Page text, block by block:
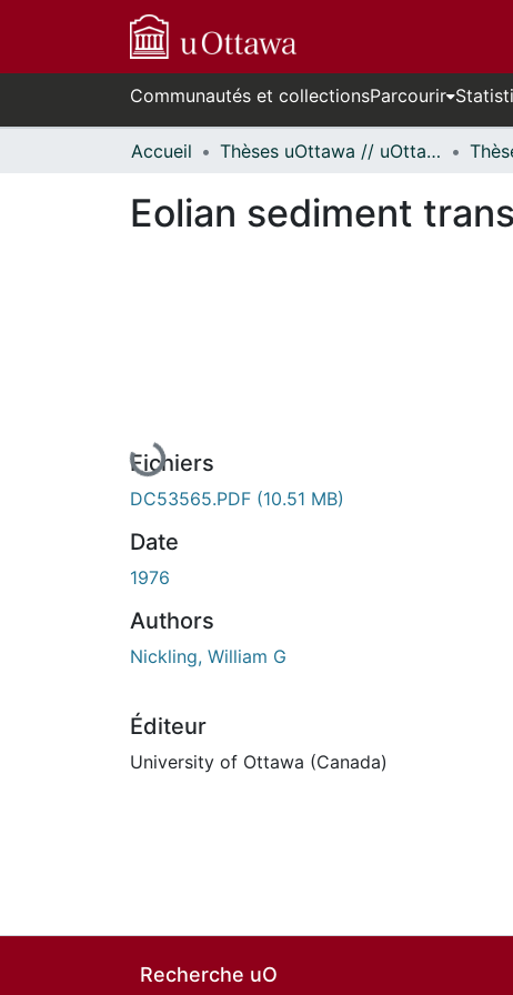
Communautés et collectionsParcourir
Accueil Thèses uOttawa // uOttawa Theses
Eolian sediment
Fichiers
DC53565.PDF (10.51 MB)
Date
1976
Authors
Nickling, William G
Éditeur
University of Ottawa (Canada)
Recherche uO